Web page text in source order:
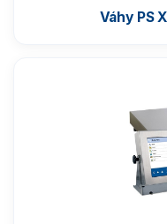
Antivibrační stoly
Váhy PS